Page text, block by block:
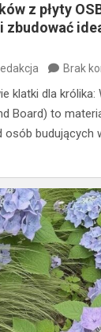
z płyty
zbudować
Brak
klatki dla królika:
Board) to
budujących